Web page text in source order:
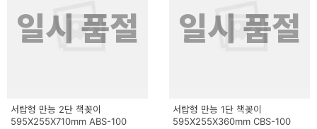
일시 품절
서랍형 만능 2단 책꽂이
595X255X710mm ABS-100
일시 품절
서랍형 만능 1단 책꽂이
595X255X360mm CBS-100